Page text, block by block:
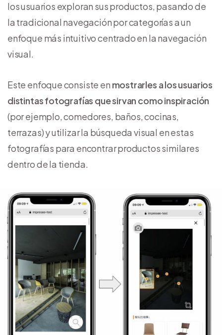
los usuarios exploran sus productos, pasando de
la tradicional navegación por categorías a un
enfoque más intuitivo centrado en la navegación
visual.
Este enfoque consiste en mostrarles a los usuarios
distintas fotografías que sirvan como inspiración
(por ejemplo, comedores, baños, cocinas,
terrazas) y utilizar la búsqueda visual en estas
fotografías para encontrar productos similares
dentro de la tienda.